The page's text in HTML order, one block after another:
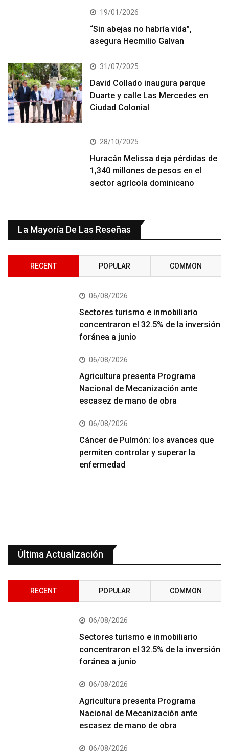
19/01/2026
“Sin abejas no habría vida”,
asegura Hecmilio Galvan
31/07/2025
David Collado inaugura parque
Duarte y calle Las Mercedes en
Ciudad Colonial
28/10/2025
Huracán Melissa deja pérdidas de
1,340 millones de pesos en el
sector agrícola dominicano
La Mayoría De Las Reseñas
RECENT POPULAR COMMON
06/08/2026
Sectores turismo e inmobiliario
concentraron el 32.5% de la inversión
foránea a junio
06/08/2026
Agricultura presenta Programa
Nacional de Mecanización ante
escasez de mano de obra
06/08/2026
Cáncer de Pulmón: los avances que
permiten controlar y superar la
enfermedad
Última Actualización
RECENT POPULAR COMMON
06/08/2026
Sectores turismo e inmobiliario
concentraron el 32.5% de la inversión
foránea a junio
06/08/2026
Agricultura presenta Programa
Nacional de Mecanización ante
escasez de mano de obra
06/08/2026